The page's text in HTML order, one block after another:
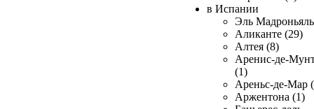
в Испании
Эль
Аликанте (29)
Алтея (8)
Аренис-де-
(1)
Ареньс-де-Мар
Аржентона (1)